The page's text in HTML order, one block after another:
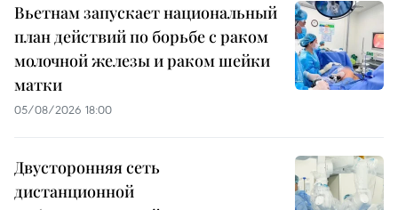
Вьетнам запускает национальный
план действий по борьбе с раком
молочной железы и раком шейки
матки
05/08/2026 18:00
Двусторонняя сеть
дистанционной